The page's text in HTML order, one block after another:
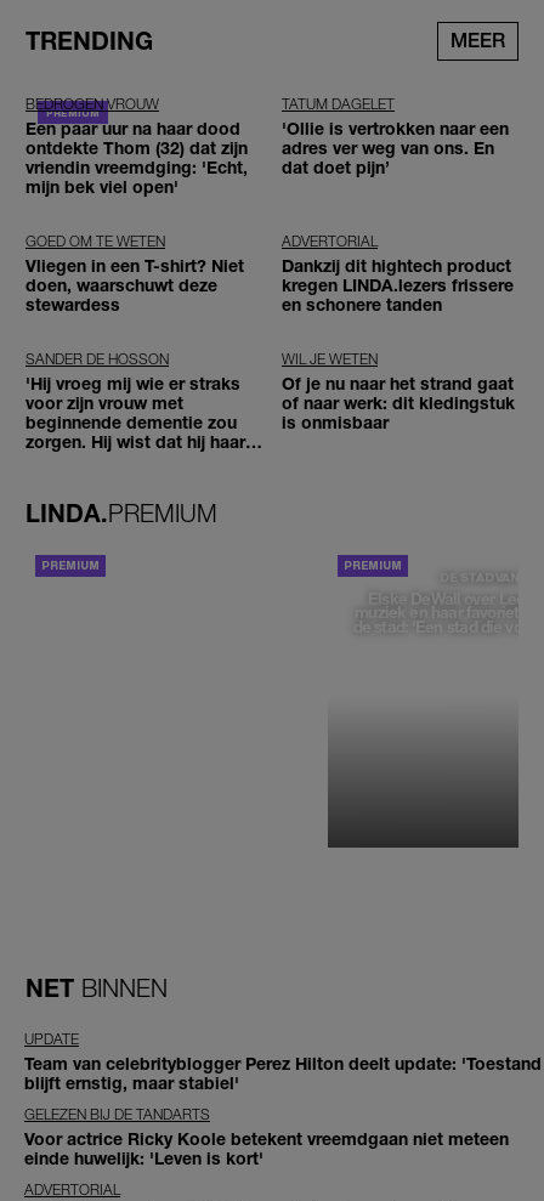
TRENDING MEER
BEDROGEN VROUW
Een paar uur na haar dood
ontdekte Thom (32) dat zijn
vriendin vreemdging: 'Echt,
mijn bek viel open'
TATUM DAGELET
'Ollie is vertrokken naar een
adres ver weg van ons. En
dat doet pijn’
GOED OM TE WETEN
Vliegen in een T-shirt? Niet
doen, waarschuwt deze
stewardess
ADVERTORIAL
Dankzij dit hightech product
kregen LINDA.lezers frissere
en schonere tanden
SANDER DE HOSSON
'Hij vroeg mij wie er straks
voor zijn vrouw met
beginnende dementie zou
zorgen. Hij wist dat hij haar
WIL JE WETEN
Of je nu naar het strand gaat
of naar werk: dit kledingstuk
is onmisbaar
LINDA.PREMIUM
DE STAD VAN
Elske DeWall over
muziek en haar favoriete
de stad: 'Een stad die
NET BINNEN
UPDATE
Team van celebrityblogger Perez Hilton deelt update: 'Toestand
blijft ernstig, maar stabiel'
GELEZEN BIJ DE TANDARTS
Voor actrice Ricky Koole betekent vreemdgaan niet meteen
einde huwelijk: 'Leven is kort'
ADVERTORIAL